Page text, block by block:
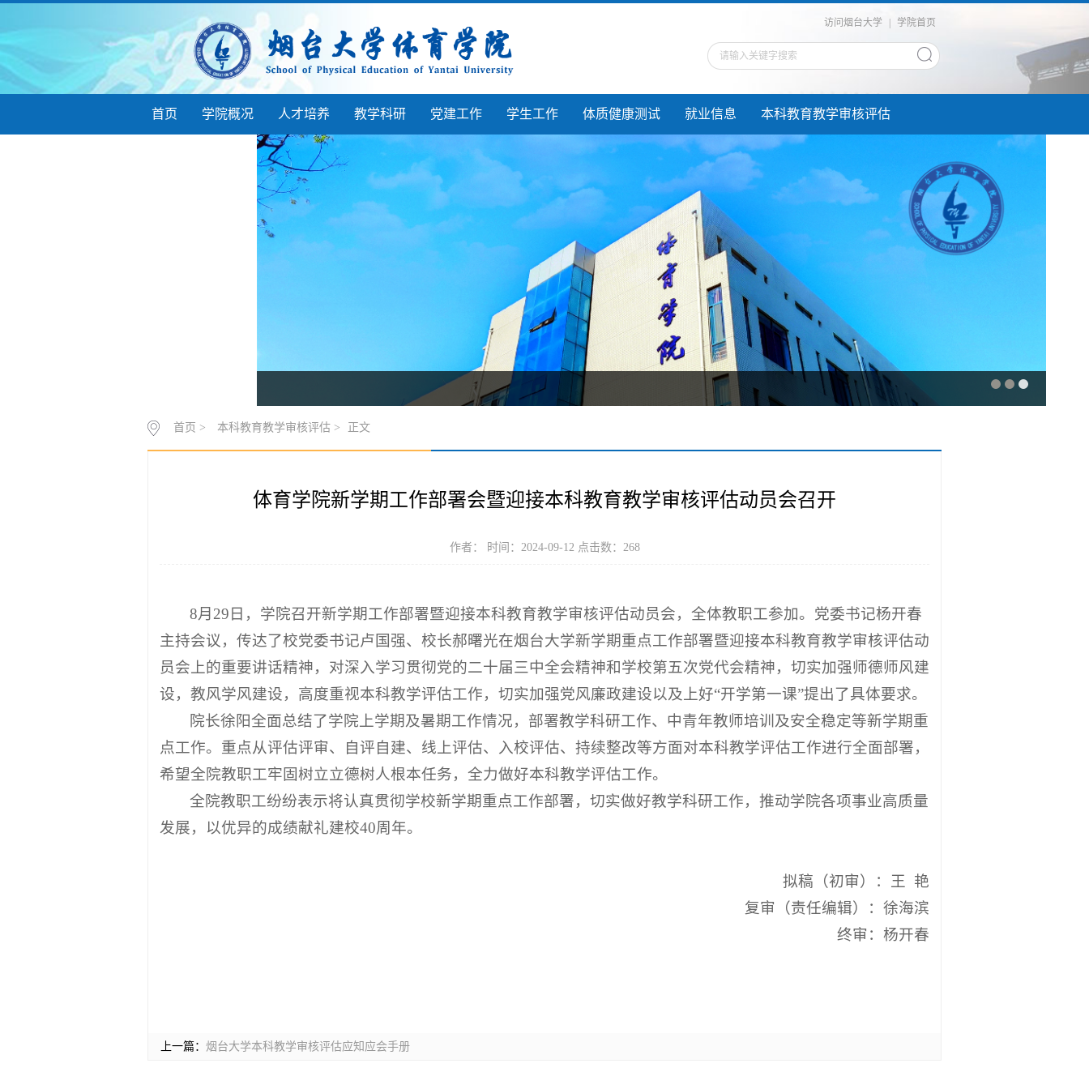
访问烟台大学 学院首页
首页 学院概况 人才培养 教学科研 党建工作 学生工作 体质健康测试 就业信息 本科教育教学审核评估
首页 > 本科教育教学审核评估 > 正文
体育学院新学期工作部署会暨迎接本科教育教学审核评估动员会召开
作者： 时间：2024-09-12 点击数： 268
8月29日，学院召开新学期工作部署暨迎接本科教育教学审核评估动员会，全体教职工参加。党委书记杨开春
主持会议，传达了校党委书记卢国强、校长郝曙光在烟台大学新学期重点工作部署暨迎接本科教育教学审核评估动
员会上的重要讲话精神，对深入学习贯彻党的二十届三中全会精神和学校第五次党代会精神，切实加强师德师风建
设，教风学风建设，高度重视本科教学评估工作，切实加强党风廉政建设以及上好“开学第一课”提出了具体要求。
院长徐阳全面总结了学院上学期及暑期工作情况，部署教学科研工作、中青年教师培训及安全稳定等新学期重
点工作。重点从评估评审、自评自建、线上评估、入校评估、持续整改等方面对本科教学评估工作进行全面部署，
希望全院教职工牢固树立立德树人根本任务，全力做好本科教学评估工作。
全院教职工纷纷表示将认真贯彻学校新学期重点工作部署，切实做好教学科研工作，推动学院各项事业高质量
发展，以优异的成绩献礼建校40周年。
拟稿（初审）：王 艳
复审（责任编辑）：徐海滨
终审：杨开春
上一篇： 烟台大学本科教学审核评估应知应会手册